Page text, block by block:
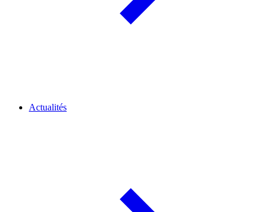
Actualités